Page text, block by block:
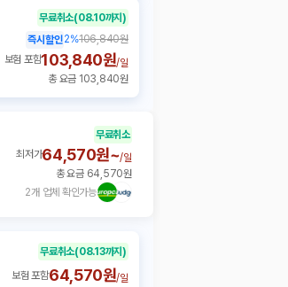
무료취소(08.10까지)
즉시할인2%106,840원
보험 포함103,840원/일
총 요금 103,840원
2개 업체 확인가능
무료취소
최저가64,570원~/일
총 요금 64,570원
무료취소(08.13까지)
보험 포함64,570원/일